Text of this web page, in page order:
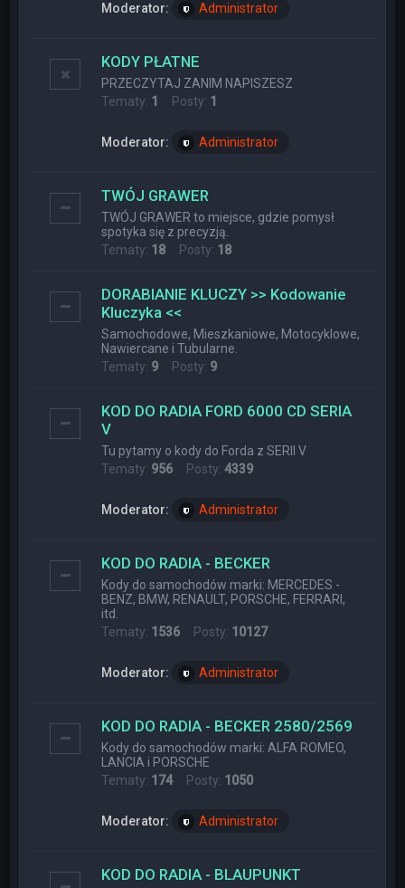
Moderator: Administrator
KODY PŁATNE
PRZECZYTAJ ZANIM NAPISZESZ
Tematy: 1 Posty: 1
Moderator: Administrator
TWÓJ GRAWER
TWÓJ GRAWER to miejsce, gdzie pomysł
spotyka się z precyzją.
Tematy: 18 Posty: 18
DORABIANIE KLUCZY >> Kodowanie
Kluczyka <<
Samochodowe, Mieszkaniowe, Motocyklowe,
Nawiercane i Tubularne.
Tematy: 9 Posty: 9
KOD DO RADIA FORD 6000 CD SERIA
V
Tu pytamy o kody do Forda z SERII V
Tematy: 956 Posty:4339
Moderator: Administrator
KOD DO RADIA - BECKER
Kody do samochodów marki: MERCEDES -
BENZ, BMW, RENAULT, PORSCHE, FERRARI,
itd.
Tematy: 1536 Posty: 10127
Moderator: Administrator
KOD DO RADIA - BECKER 2580/2569
Kody do samochodów marki: ALFA ROMEO,
LANCIA i PORSCHE
Tematy: 174Posty: 1050
Moderator: Administrator
KOD DO RADIA - BLAUPUNKT